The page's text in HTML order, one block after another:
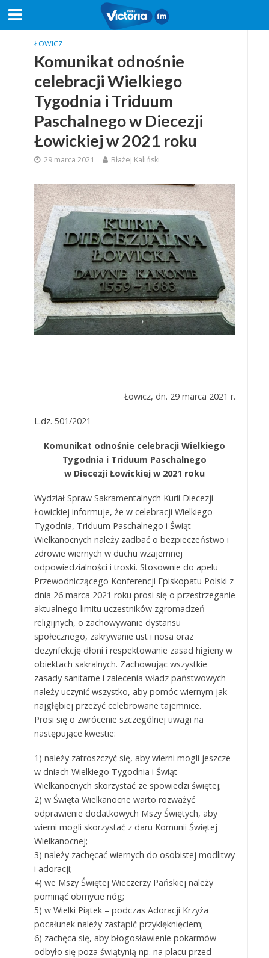
ŁOWICZ
Komunikat odnośnie
celebracji Wielkiego
Tygodnia i Triduum
Paschalnego w Diecezji
Łowickiej w 2021 roku
29 marca 2021 Błażej Kaliński
Łowicz, dn. 29 marca 2021 r.
L.dz. 501/2021
Komunikat odnośnie celebracji Wielkiego
Tygodnia i Triduum Paschalnego
w Diecezji Łowickiej w 2021 roku
Wydział Spraw Sakramentalnych Kurii Diecezji
Łowickiej informuje, że w celebracji Wielkiego
Tygodnia, Triduum Paschalnego i Świąt
Wielkanocnych należy zadbać o bezpieczeństwo i
zdrowie wiernych w duchu wzajemnej
odpowiedzialności i troski. Stosownie do apelu
Przewodniczącego Konferencji Episkopatu Polski z
dnia 26 marca 2021 roku prosi się o przestrzeganie
aktualnego limitu uczestników zgromadzeń
religijnych, o zachowywanie dystansu
społecznego, zakrywanie ust i nosa oraz
dezynfekcję dłoni i respektowanie zasad higieny w
obiektach sakralnych. Zachowując wszystkie
zasady sanitarne i zalecenia władz państwowych
należy uczynić wszystko, aby pomóc wiernym jak
najgłębiej przeżyć celebrowane tajemnice.
Prosi się o zwrócenie szczególnej uwagi na
następujące kwestie:
1) należy zatroszczyć się, aby wierni mogli jeszcze
w dniach Wielkiego Tygodnia i Świąt
Wielkanocnych skorzystać ze spowiedzi świętej;
2) w Święta Wielkanocne warto rozważyć
odprawienie dodatkowych Mszy Świętych, aby
wierni mogli skorzystać z daru Komunii Świętej
Wielkanocnej;
3) należy zachęcać wiernych do osobistej modlitwy
i adoracji;
4) we Mszy Świętej Wieczerzy Pańskiej należy
pominąć obmycie nóg;
5) w Wielki Piątek – podczas Adoracji Krzyża
pocałunek należy zastąpić przyklęknięciem;
6) zachęca się, aby błogosławienie pokarmów
odbyło się poza świątynią np. na placu przed